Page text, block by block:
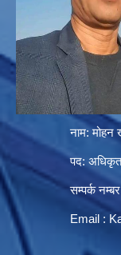
नाम: मोहन
पद: अधिकृत
सम्पर्क नम्बर
Email :